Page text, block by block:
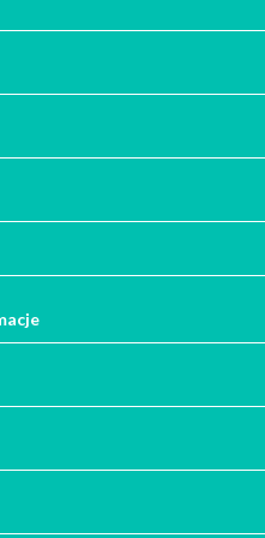
dla gości
do herbaty?
święta